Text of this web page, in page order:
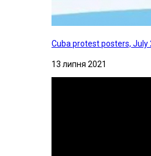
Cuba protest posters, July
13 липня 2021